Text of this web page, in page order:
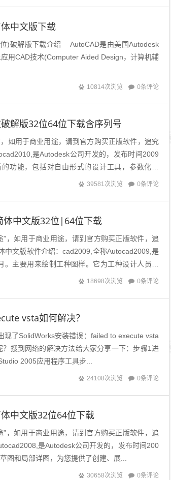
中文版下载
)破解版下载介绍 AutoCAD是由美国Autodesk
用CAD技术(Computer Aided Design，计算机辅
10814次浏览 0条评论
解版32位64位下载含序列号
如用于商业用途，请到官方购买正版软件，追究
是Autodesk公司开发的，发布时间2009
功能，包括对自由形式的设计工具，参数化绘
39581次浏览 0条评论
体中文版32位|64位下载
，如用于商业用途，请到官方购买正版软件，追
中文版软件介绍：cad2009,全称Autocad2009,是
主要用来绘制工种图样。它为工种设计人员提
18698次浏览 0条评论
vsta如何解决？
现了SolidWorks安装错误：failed to execute vsta
搜到网络的解决方法给大家分享一下：步骤1进
2005应用程序工具步...
24108次浏览 0条评论
中文版32位64位下载
，如用于商业用途，请到官方购买正版软件，追
是Autodesk公司开发的，发布时间200
图和局部详图，为您提供了创建、展...
30658次浏览 0条评论